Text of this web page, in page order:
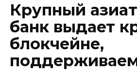
Крупный
банк выдает
блокчейне,